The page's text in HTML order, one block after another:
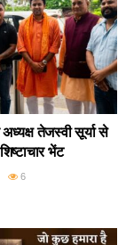
अध्यक्ष तेजस्वी सूर्या से
भेंट
6